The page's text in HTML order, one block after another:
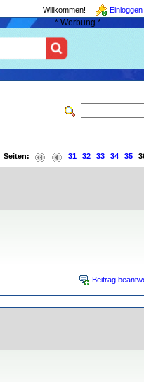
Willkommen! Einloggen
* Werbung *
Seiten: 31 32 33 34 35
Beitrag